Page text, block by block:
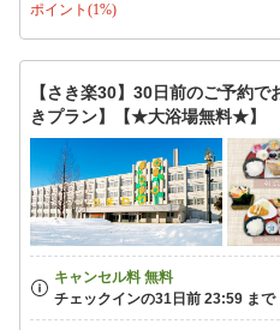
ポイント(1%)
【さき楽30】30日前のご予約
きプラン】【★大浴場無料★】